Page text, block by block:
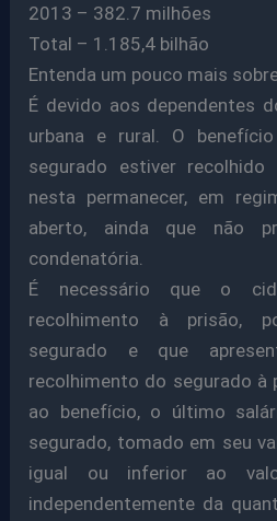
2013 – 382.7 milhões
Total – 1.185,4 bilhão
Entenda um pouco mais
É devido aos dependentes
urbana e rural. O
segurado estiver
nesta permanecer, em
aberto, ainda que não
condenatória.
É necessário que o
recolhimento à prisão,
segurado e que
recolhimento do segurado à
ao benefício, o último
segurado, tomado em seu
igual ou inferior ao
independentemente da